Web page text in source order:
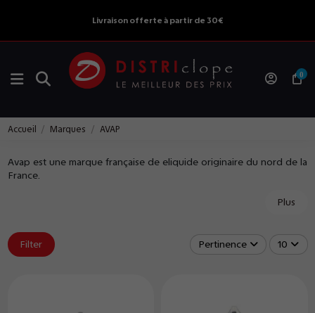
Livraison offerte à partir de 30€
0
Accueil Marques AVAP
Avap est une marque française de eliquide originaire du nord de la
France.
Plus
Filter Pertinence 10